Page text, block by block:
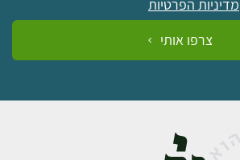
מדיניות הפרטיות
צרפו אותי